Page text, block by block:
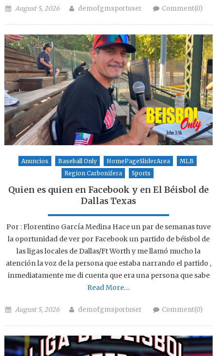
Posted on
August 5, 2026 Author
demofgmsportuser Comment(0)
Anuncios Baseball Only HomePageSliderArea
MLB
Region Carbonifera
Sports
Quien es quien en Facebook y en El Béisbol de
Dallas Texas
Por : Florentino García Medina Hace un par de semanas tuve
la oportunidad de ver por Facebook un partido de béisbol de
las ligas locales de Dallas/Ft Worth y me llamó mucho la
atención la voz de la persona que estaba narrando el partido ,
inmediatamente me di cuenta que era una persona que sabe
Read More…
Posted on
August 5, 2026 Author
demofgmsportuser Comment(0)